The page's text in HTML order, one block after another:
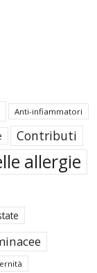
Anti-infiammatori
Contributi
allergie